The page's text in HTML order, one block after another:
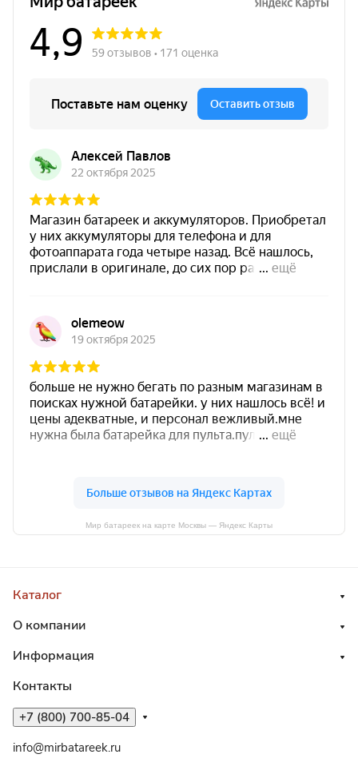
Мир батареек на карте Москвы — Яндекс Карты
Каталог
О компании
Информация
Контакты
+7 (800) 700-85-04
info@mirbatareek.ru